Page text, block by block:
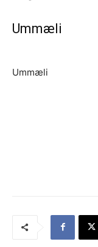
Ummæli
Ummæli